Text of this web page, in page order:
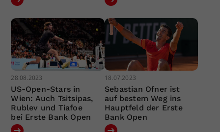
28.08.2023
US-Open-Stars in
Wien: Auch Tsitsipas,
Rublev und Tiafoe
bei Erste Bank Open
18.07.2023
Sebastian Ofner ist
auf bestem Weg ins
Hauptfeld der Erste
Bank Open